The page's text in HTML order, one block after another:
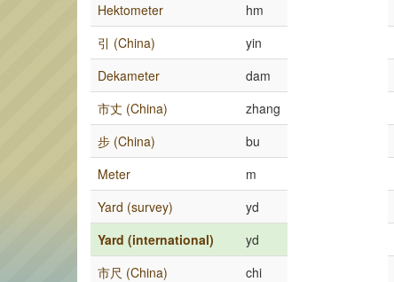
Hektometer
hm
引 (China)
yin
Dekameter
dam
市丈 (China)
zhang
步 (China)
bu
Meter
m
Yard (survey)
yd
Yard (international)
yd
市尺 (China)
chi